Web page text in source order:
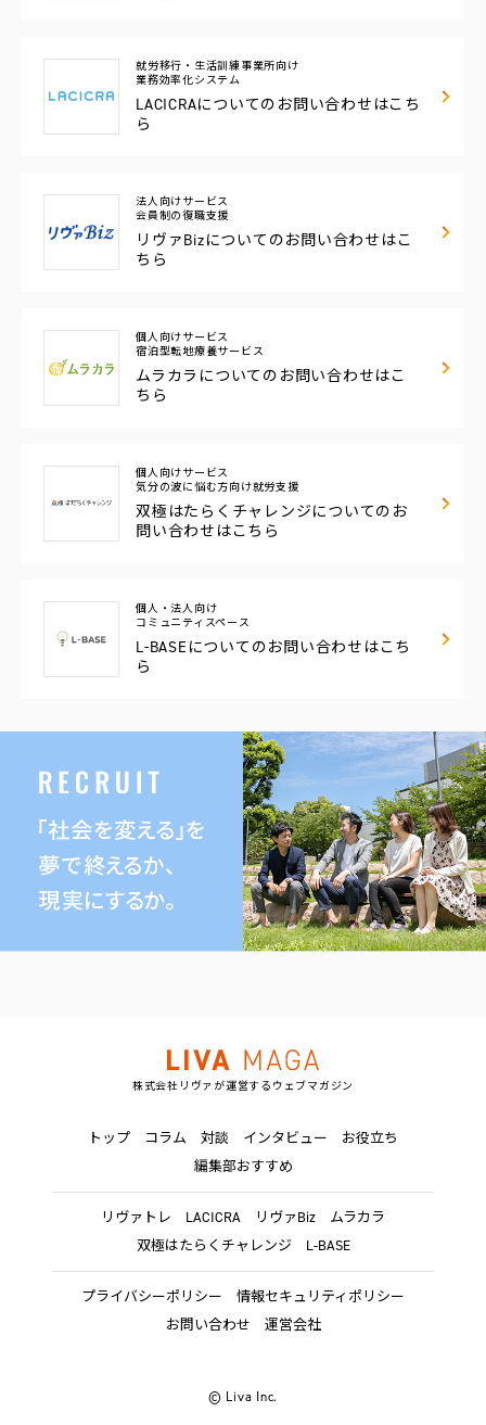
就労移行・生活訓練事業所向け
業務効率化システム
LACICRAについての お問い合わせはこち
ら
法人向けサービス
会員制の復職支援
リヴァBizについてのお問い合わせはこ
ちら
個人向けサービス
宿泊型転地療養サービス
ムラカラについての お問い合わせはこ
ちら
個人向けサービス
気分の波に悩む方向け就労支援
双極はたらくチャレンジについてのお
問い合わせはこちら
個人・法人向け
コミュニティスペース
L-BASEについてのお問い合わせはこち
ら
株式会社リヴァが運営するウェブマガジン
トップ コラム 対談 インタビュー
お役立ち
編集部おすすめ
リヴァトレ LACICRA リヴァBiz
ムラカラ
双極はたらくチャレンジ
L-BASE
プライバシーポリシー
情報セキュリティポリシー
お問い合わせ
運営会社
© Liva Inc.